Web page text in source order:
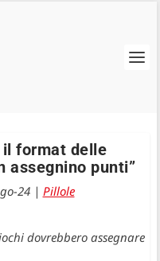
format delle
assegnino punti”
24| Pillole
dovrebbero assegnare